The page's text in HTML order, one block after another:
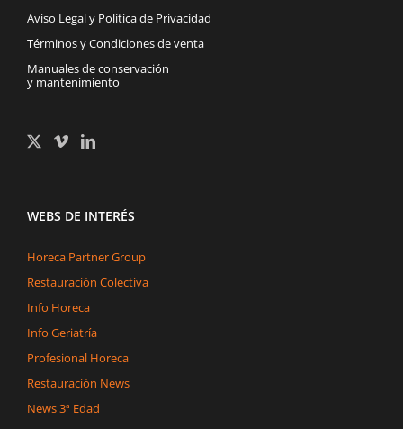
Aviso Legal y Política de Privacidad
Términos y Condiciones de venta
Manuales de conservación
y mantenimiento
WEBS DE INTERÉS
Horeca Partner Group
Restauración Colectiva
Info Horeca
Info Geriatría
Profesional Horeca
Restauración News
News 3ª Edad